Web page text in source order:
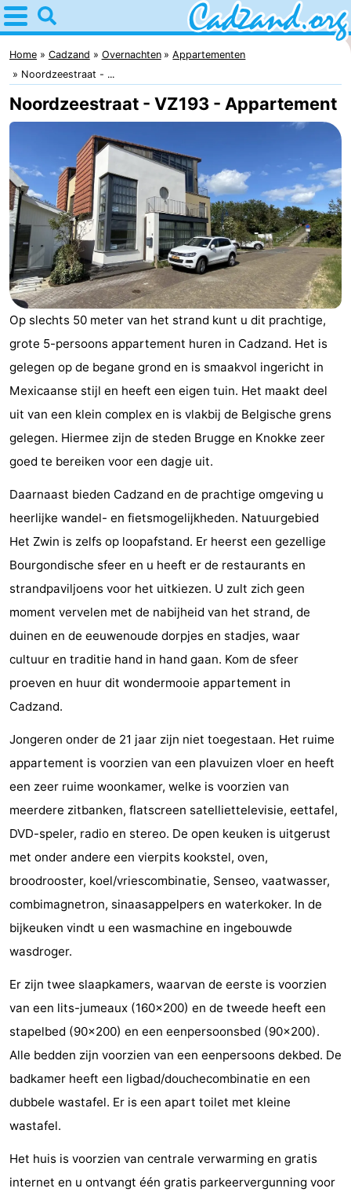
Home
Cadzand
Tips
Voor
kinderen
Overnachten
Appartementen
Campings
Hotels
Vakantiehuizen
Bad
Meersee
-
Beach
Resort
Bad
De
-
Cadzand
Hoogduin
-
Noordzee
Résidence
Cadzand-
Bad
-
Resort
Nieuwvliet-
Bad
-
Schoneveld
-
Strand
Resort
Bad
-
Waterdunen
-
Zwinhoeve
Last
minutes
Strand
Zien
&
doen
Bezienswaardigheden
-
Musea
-
Molens
-
Uitkijkpunten
Attracties
-
Binnenspeeltuinen
-
Home Cadzand Overnachten
Appartementen
Noordzeestraat - ...
Noordzeestraat - VZ193 - Appartement
Op slechts 50 meter van het strand kunt u dit prachtige,
grote 5-persoons appartement huren in Cadzand. Het is
gelegen op de begane grond en is smaakvol ingericht in
Mexicaanse stijl en heeft een eigen tuin. Het maakt deel
uit van een klein complex en is vlakbij de Belgische grens
gelegen. Hiermee zijn de steden Brugge en Knokke zeer
goed te bereiken voor een dagje uit.
Daarnaast bieden Cadzand en de prachtige omgeving u
heerlijke wandel- en fietsmogelijkheden. Natuurgebied
Het Zwin is zelfs op loopafstand. Er heerst een gezellige
Bourgondische sfeer en u heeft er de restaurants en
strandpaviljoens voor het uitkiezen. U zult zich geen
moment vervelen met de nabijheid van het strand, de
duinen en de eeuwenoude dorpjes en stadjes, waar
cultuur en traditie hand in hand gaan. Kom de sfeer
proeven en huur dit wondermooie appartement in
Cadzand.
Jongeren onder de 21 jaar zijn niet toegestaan. Het ruime
appartement is voorzien van een plavuizen vloer en heeft
een zeer ruime woonkamer, welke is voorzien van
meerdere zitbanken, flatscreen satelliettelevisie, eettafel,
DVD-speler, radio en stereo. De open keuken is uitgerust
met onder andere een vierpits kookstel, oven,
broodrooster, koel/vriescombinatie, Senseo, vaatwasser,
combimagnetron, sinaasappelpers en waterkoker. In de
bijkeuken vindt u een wasmachine en ingebouwde
wasdroger.
Er zijn twee slaapkamers, waarvan de eerste is voorzien
van een lits-jumeaux (160x200) en de tweede heeft een
stapelbed (90x200) en een eenpersoonsbed (90x200).
Alle bedden zijn voorzien van een eenpersoons dekbed. De
badkamer heeft een ligbad/douchecombinatie en een
dubbele wastafel. Er is een apart toilet met kleine
wastafel.
Het huis is voorzien van centrale verwarming en gratis
internet en u ontvangt één gratis parkeervergunning voor